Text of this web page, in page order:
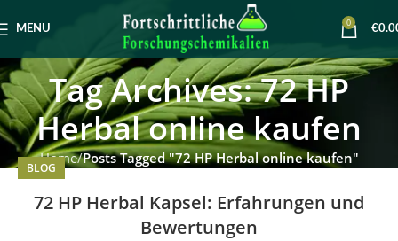
MENU
0
€
Tag Archives: 72 HP
Herbal online kaufen
Home Posts Tagged "72 HP Herbal online kaufen"
BLOG
72 HP Herbal Kapsel: Erfahrungen und
Bewertungen